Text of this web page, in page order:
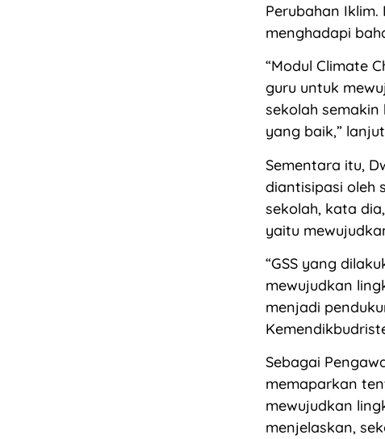
Perubahan
menghadapi
“Modul Climate
guru untuk
sekolah
yang baik,”
Sementara itu,
diantisipasi oleh
sekolah, kata
yaitu
“GSS yang
mewujudkan
menjadi
Sebagai
memaparkan
mewujudkan
menjelaskan,